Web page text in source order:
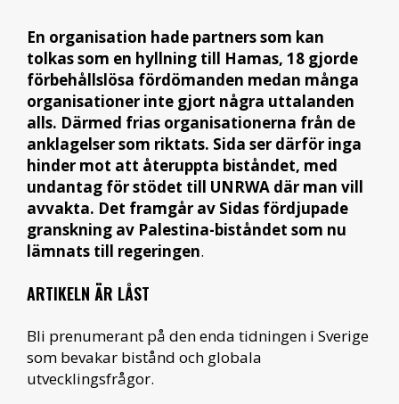
En organisation hade partners som kan
tolkas som en hyllning till Hamas, 18 gjorde
förbehållslösa fördömanden medan många
organisationer inte gjort några uttalanden
alls. Därmed frias organisationerna från de
anklagelser som riktats. Sida ser därför inga
hinder mot att återuppta biståndet, med
undantag för stödet till UNRWA där man vill
avvakta. Det framgår av Sidas fördjupade
granskning av Palestina-biståndet som nu
lämnats till regeringen.
ARTIKELN ÄR LÅST
Bli prenumerant på den enda tidningen i Sverige
som bevakar bistånd och globala
utvecklingsfrågor.